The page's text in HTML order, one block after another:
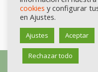
© Consejo
cookies y configurar
en Ajustes.
Ajustes Aceptar
Rechazar todo